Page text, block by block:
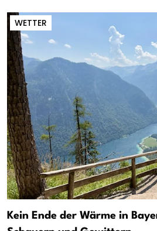
WETTER
Kein Ende der Wärme in